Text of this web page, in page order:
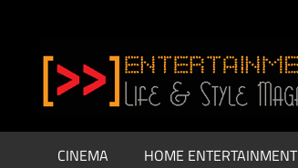
springenBase.de
CINEMA HOME ENTERTAINMENT